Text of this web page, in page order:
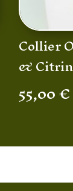
Collier
&
55,00€